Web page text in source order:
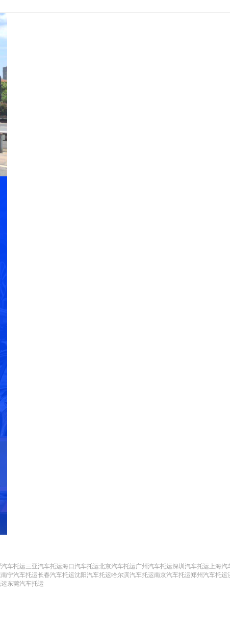
车托运三亚汽车托运海口汽车托运北京汽车托运广州汽车托运深圳汽车托运 上海
南宁汽车托运长春汽车托运沈阳汽车托运哈尔滨汽车托运南京汽车托运郑州汽车托运
东莞汽车托运